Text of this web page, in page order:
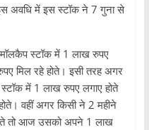
अवधि में इस स्टॉक ने 7 गुना से
स्टॉक में 1 लाख रुपए
मिल रहे होते। इसी तरह अगर
में 1 लाख रुपए लगाए होते
वहीं अगर किसी ने 2 महीने
तो आज उसको अपने 1 लाख